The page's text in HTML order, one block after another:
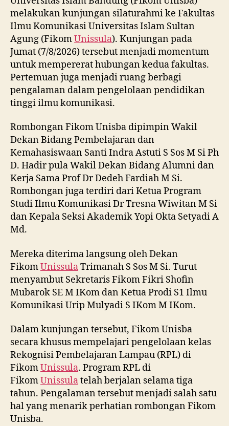
melakukan kunjungan silaturahmi ke Fakultas
Ilmu Komunikasi Universitas Islam Sultan
Agung (FikomUnissula). Kunjungan pada
Jumat (7/8/2026) tersebut menjadi momentum
untuk mempererat hubungan kedua fakultas.
Pertemuan juga menjadi ruang berbagi
pengalaman dalam pengelolaan pendidikan
tinggi ilmu komunikasi.
Rombongan Fikom Unisba dipimpin Wakil
Dekan Bidang Pembelajaran dan
Kemahasiswaan Santi Indra Astuti S Sos M Si Ph
D. Hadir pula Wakil Dekan Bidang Alumni dan
Kerja Sama Prof Dr Dedeh Fardiah M Si.
Rombongan juga terdiri dari Ketua Program
Studi Ilmu Komunikasi Dr Tresna Wiwitan M Si
dan Kepala Seksi Akademik Yopi Okta Setyadi A
Md.
Mereka diterima langsung oleh Dekan
FikomUnissulaTrimanah S Sos M Si. Turut
menyambut Sekretaris Fikom Fikri Shofin
Mubarok SE M IKom dan Ketua Prodi S1 Ilmu
Komunikasi Urip Mulyadi S IKom M IKom.
Dalam kunjungan tersebut, Fikom Unisba
secara khusus mempelajari pengelolaan kelas
Rekognisi Pembelajaran Lampau (RPL) di
FikomUnissula. Program RPL di
FikomUnissulatelah berjalan selama tiga
tahun. Pengalaman tersebut menjadi salah satu
hal yang menarik perhatian rombongan Fikom
Unisba.